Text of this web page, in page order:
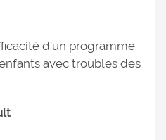
d’un programme
avec troubles des